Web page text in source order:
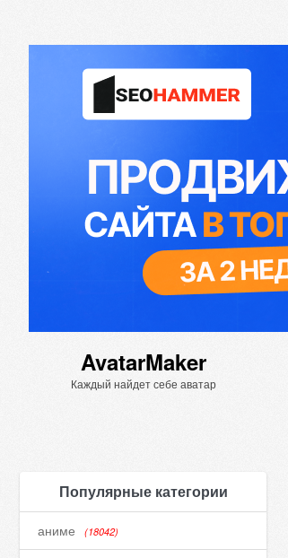
AvatarMaker
Каждый найдет себе аватар
Популярные категории
аниме (18042)